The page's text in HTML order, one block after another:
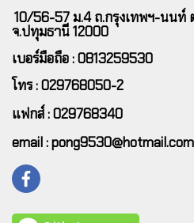
10/56-57 ม.4 ถ.กรุงเทพฯ-นนท์
จ.ปทุมธานี 12000
เบอร์มือถือ : 0813259530
โทร : 029768050-2
แฟกส์ : 029768340
email : pong9530@hotmail.com